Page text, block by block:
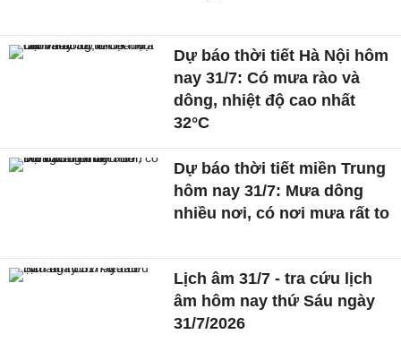
Dự báo thời tiết Hà Nội hôm
nay 31/7: Có mưa rào và
dông, nhiệt độ cao nhất
32°C
Dự báo thời tiết miền Trung
hôm nay 31/7: Mưa dông
nhiều nơi, có nơi mưa rất to
Lịch âm 31/7 - tra cứu lịch
âm hôm nay thứ Sáu ngày
31/7/2026